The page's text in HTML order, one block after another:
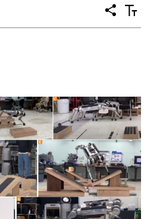
공
유
텍
스